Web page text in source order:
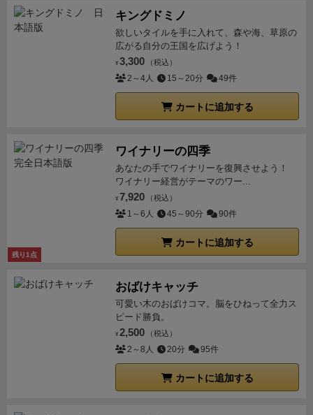
ズ：手札を5枚になるまで補充します（※やり方は豊
作・凶作期で違いあり）③アクションフェイズ:カー
ドプレイ。ラウンド毎に1人計５回行います。カード
には３つの使い方があります。
ド上部に描かれた作物を畑から取り自分の倉庫に収
(下の写真１枚目の場合茶色の大麦１つと黄色の小
れば重複して取得します。(下の写真2枚目の場合、大
麦１、小麦２、ホップ１。)２)生産と販売:中部に描
かれたレシピの材料が確保出来ていたら支払ってパ
ン・ビールそれぞれを作ります。
と、水２つと緑のホップ１、小麦２でビールが作れ
※保持できるのはそれぞれ1つずつ。ただし後述３)
で下写真のカードを差し込むと２つ保持できるように
カード下部の効果を得られる。あわせて、パンかビー
ルを作っていたら、保持した商品をボード外に置いて
(この場合倉庫上限を１つ追加できる)
交互3ラウンドの計６ラウンドで繰り返し、得点計算
重ねて、アイコンが重なるとより多く得られる）。
だし、初期状態だと9個までしかリソースを保管でき
ず、溢れたリソースは相手に渡さなければなりませ
ん。たくさん収穫アクションを打てば良いというわけ
でなく、必要な分だけ採らなければなりません。そも
そも、カード1枚には3種類の選択肢があるので、どれ
専用になっているため、製造できそうなカードをきち
んと選んで保持しておかなければ、作れるもの/作りた
いものが手札になくなってしまいます。この辺がよく
出来ていて、「これを作ろう！」と思ってリソースを
獲得しないと、なかなか他のカードで代用できない種
類を要求されるため、リソースはあるのに手詰まり、
といった状況にも陥ります。
こうした状況を回避する
す。凶作の年になると、豊作の年で収穫アクションに
使ったカードと合わせ、手札が5枚になるように山札
を引いて補充します。凶作の年は畑の収穫物上限が下
がり、一度にたくさん採るのが難しくなります。
の交換はありませんが、「交換カード置き場」に3枚
す。これは共通の場なので、相手が思わぬカードを排
キングドミノ
欲しいタイルを手に入れて、森や海、草原の
広がる自分の王国を広げよう！
¥ 3,300 （税込）
2～4人 15～20分 49件
カートに追加する
残り1点
ワイナリーの四季
あなたの手でワイナリーを復興させよう！
ワイナリー経営がテーマのワー...
¥ 7,920 （税込）
1～6人 45～90分 90件
カートに追加する
おばけキャッチ
可愛い木のおばけコマ。脳をひねって全力ス
ピード勝負。
¥ 2,500 （税込）
2～8人 20分 95件
カートに追加する